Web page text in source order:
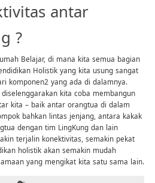
antar
?
Belajar, di mana kita semua bagian
Holistik yang kita usung sangat
komponen2 yang ada di dalamnya.
kita coba membangun
kita – baik antar orangtua di dalam
bahkan lintas jenjang, antara kakak
dengan tim LingKung dan lain
terjalin konektivitas, semakin pekat
holistik akan semakin mudah
yang mengikat kita satu sama lain.